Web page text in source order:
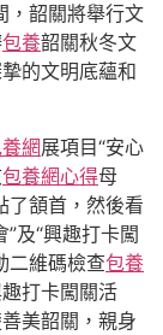
韶關將舉行文
包養韶關秋冬文
的文明底蘊和
網展項目“安心
包養網心得母
了頷首，然後看
”及“興趣打卡闖
二維碼檢查包養
打卡闖關活
美韶關，親身